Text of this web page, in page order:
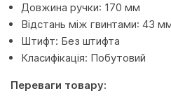
Довжина ручки: 170 мм
Відстань між гвинтами: 43
Штифт: Без штифта
Класифікація: Побутовий
Переваги товару: